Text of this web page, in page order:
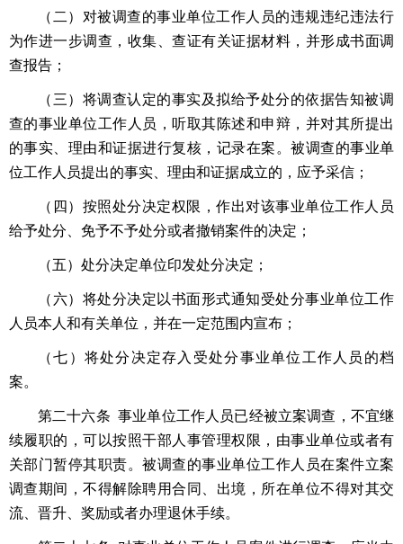
（二）对被调查的事业单位工作人员的违规违纪违法行
为作进一步调查，收集、查证有关证据材料，并形成书面调
查报告；
（三）将调查认定的事实及拟给予处分的依据告知被调
查的事业单位工作人员，听取其陈述和申辩，并对其所提出
的事实、理由和证据进行复核，记录在案。被调查的事业单
位工作人员提出的事实、理由和证据成立的，应予采信；
（四）按照处分决定权限，作出对该事业单位工作人员
给予处分、免予不予处分或者撤销案件的决定；
（五）处分决定单位印发处分决定；
（六）将处分决定以书面形式通知受处分事业单位工作
人员本人和有关单位，并在一定范围内宣布；
（七）将处分决定存入受处分事业单位工作人员的档
案。
第二十六条 事业单位工作人员已经被立案调查，不宜继
续履职的，可以按照干部人事管理权限，由事业单位或者有
关部门暂停其职责。被调查的事业单位工作人员在案件立案
调查期间，不得解除聘用合同、出境，所在单位不得对其交
流、晋升、奖励或者办理退休手续。